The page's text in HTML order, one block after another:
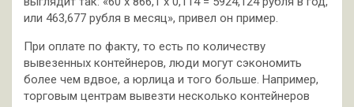
или 463,677 рубля в месяц», привел он пример.
При оплате по факту, то есть по количеству
вывезенных контейнеров, люди могут сэкономить
более чем вдвое, а юрлица и того больше. Например,
торговым центрам вывезти несколько контейнеров